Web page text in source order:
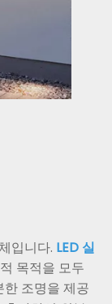
입니다. LED 실
목적을 모두
한 조명을 제공